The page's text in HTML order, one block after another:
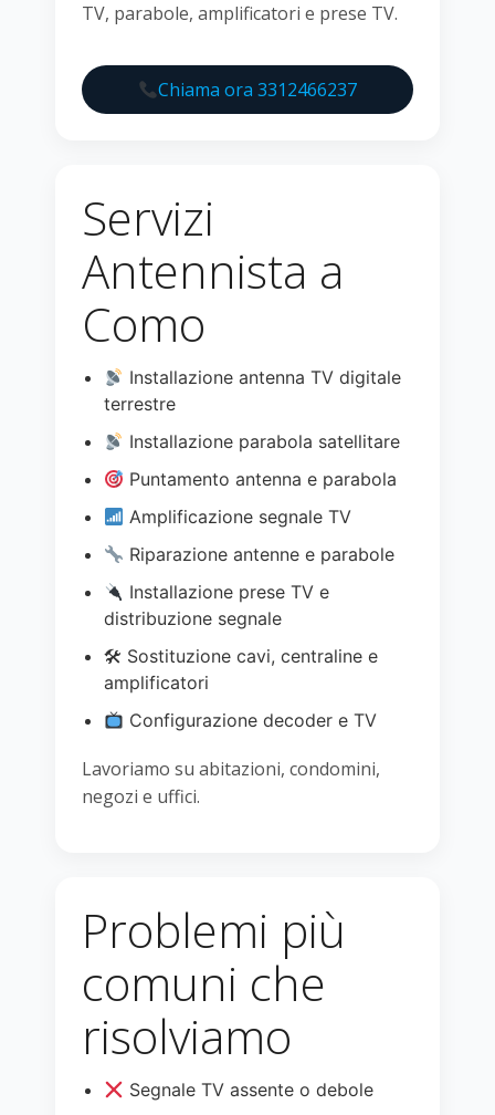
TV, parabole, amplificatori e prese TV.
Chiama ora 3312466237
Servizi
Antennista a
Como
Installazione antenna TV digitale
terrestre
Installazione parabola satellitare
Puntamento antenna e parabola
Amplificazione segnale TV
Riparazione antenne e parabole
Installazione prese TV e
distribuzione segnale
🛠 Sostituzione cavi, centraline e
amplificatori
Configurazione decoder e TV
Lavoriamo su abitazioni, condomini,
negozi e uffici.
Problemi più
comuni che
risolviamo
Segnale TV assente o debole